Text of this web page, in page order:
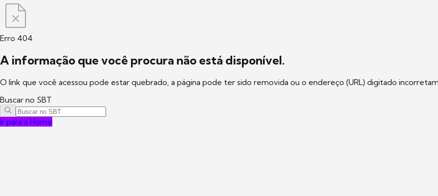
Erro 404
A informação que você procura não está disponível.
O link que você acessou pode estar quebrado, a página pode ter sido removida ou o endereço (URL) digitado
Buscar no SBT
Ir para a Home